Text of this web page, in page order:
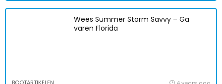
Wees Summer Storm Savvy – Ga
varen Florida